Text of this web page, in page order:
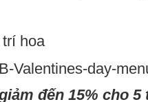
hoa
đến 15% cho 5